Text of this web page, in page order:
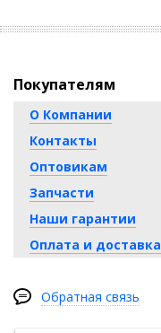
Покупателям
О Компании
Контакты
Оптовикам
Запчасти
Наши гарантии
Оплата и доставка
Обратная связь